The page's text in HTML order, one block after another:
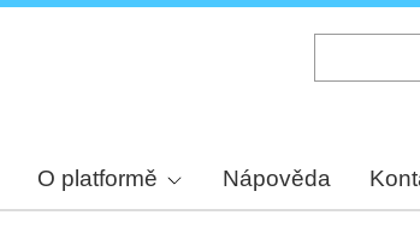
O platformě Nápověda